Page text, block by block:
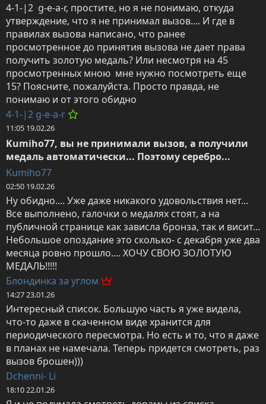
4-1-|2  g-e-a-r, простите, но я не понимаю, откуда
утверждение, что я не принимал вызов.... И где в
правилах вызова написано, что ранее
просмотренное до принятия вызова не дает права
получить золотую медаль? Или несмотря на 45
просмотренных мною  мне нужно посмотреть еще
15? Поясните, пожалуйста. Просто правда, не
понимаю и от этого обидно
4-1-|2 g-e-a-r
11:05 19.02.26
Kumiho77, вы не принимали вызов, а получили
медаль автоматически... Поэтому серебро...
Kumiho77
02:50 19.02.26
Ну обидно.... Уже даже никакого удовольствия нет...
Все выполнено, галочки о медалях стоят, а на
публичной странице как зависла бронза, так и висит...
Небольшое опоздание это сколько- с декабря уже два
месяца ровно прошло.... ХОЧУ СВОЮ ЗОЛОТУЮ
МЕДАЛЬ!!!!!
Блондинка за углом
14:27 23.01.26
Интересный список. Большую часть я уже видела,
что-то даже в скаченном виде хранится для
периодического пересмотра. Но есть и то, что я даже
в планах не намечала. Теперь придется смотреть, раз
вызов брошен)))
Dchenni- Li
18:10 22.01.26